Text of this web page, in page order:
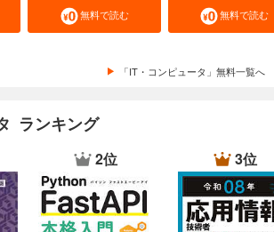
無料で読む 無料で読む
「IT・コンピュータ」無料一覧へ
ランキング
2位 3位